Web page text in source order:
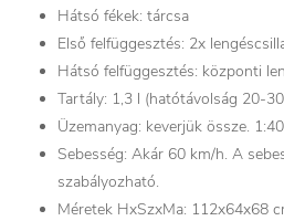
Hátsó fékek: tárcsa
Első felfüggesztés: 2x
Hátsó felfüggesztés: központi
Tartály: 1,3 l (hatótávolság 20-
Üzemanyag: keverjük össze.
Sebesség: Akár 60 km/h. A
szabályozható.
Méretek HxSzxMa: 112x64x68